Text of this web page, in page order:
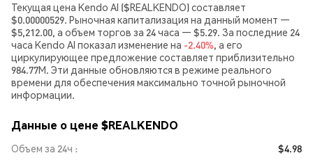
Текущая цена Kendo AI ($REALKENDO) составляет
$0.00000529. Рыночная капитализация на данный момент —
$5,212.00, а объем торгов за 24 часа — $5.29. За последние 24
часа Kendo AI показал изменение на -2.40%, а его
циркулирующее предложение составляет приблизительно
984.77M. Эти данные обновляются в режиме реального
времени для обеспечения максимально точной рыночной
информации.
Данные о цене $REALKENDO
Объем за 24ч
$4.98